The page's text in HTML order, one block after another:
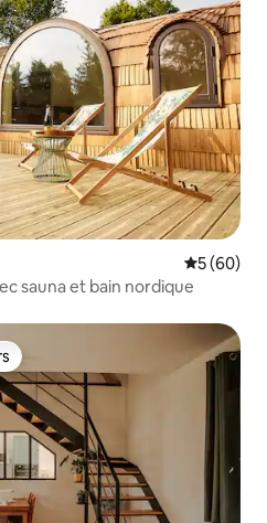
Note
5 (60)
sauna et bain nordique
les plus aimés